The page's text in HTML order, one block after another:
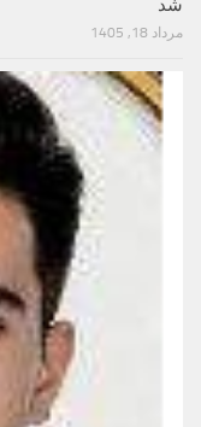
مرداد 18, 1405